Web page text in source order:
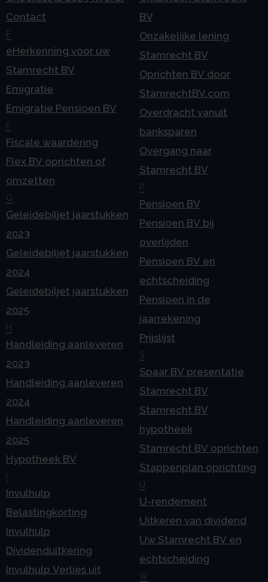
Contact
E
eHerkenning voor uw
Stamrecht BV
Emigratie
Emigratie Pensioen BV
F
Fiscale waardering
Flex BV oprichten of
omzetten
G
Geleidebiljet jaarstukken
2023
Geleidebiljet jaarstukken
2024
Geleidebiljet jaarstukken
2025
H
Handleiding aanleveren
2023
Handleiding aanleveren
2024
Handleiding aanleveren
2025
Hypotheek BV
Invulhulp
Belastingkorting
Invulhulp
Dividenduitkering
Invulhulp Verlies uit
BV
Onzakelijke lening
Stamrecht BV
Oprichten BV door
StamrechtBV.com
Overdracht vanuit
banksparen
Overgang naar
Stamrecht BV
P
Pensioen BV
Pensioen BV bij
overlijden
Pensioen BV en
echtscheiding
Pensioen in de
jaarrekening
Prijslijst
S
Spaar BV presentatie
Stamrecht BV
Stamrecht BV
hypotheek
Stamrecht BV oprichten
Stappenplan oprichting
U
U-rendement
Uitkeren van dividend
Uw Stamrecht BV en
echtscheiding
W